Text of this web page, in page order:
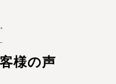
様の声